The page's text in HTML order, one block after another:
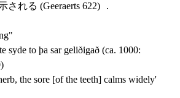
れる (Geeraerts 622) ．
syde to þa sar geliðigað (ca. 1000:
the sore [of the teeth] calms widely'